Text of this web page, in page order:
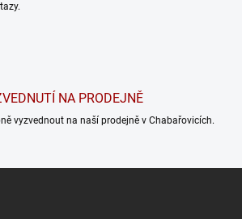
NA PRODEJNĚ
vyzvednout na naší prodejně v Chabařovicích.